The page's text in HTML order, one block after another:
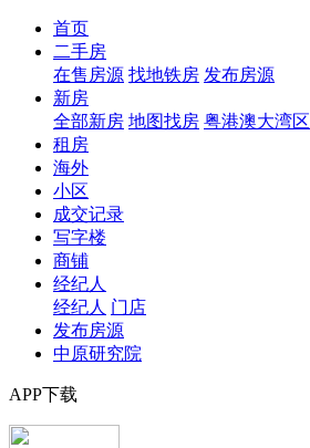
首页
二手房
在售房源 找地铁房 发布房源
新房
全部新房 地图找房 粤港澳大湾区
租房
海外
小区
成交记录
写字楼
商铺
经纪人
经纪人 门店
发布房源
中原研究院
APP下载